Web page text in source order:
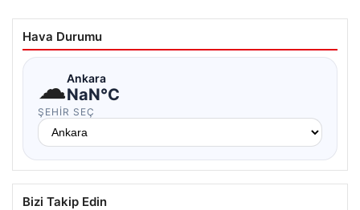
Hava Durumu
☁Ankara
NaN°C
ŞEHIR SEÇ
Bizi Takip Edin